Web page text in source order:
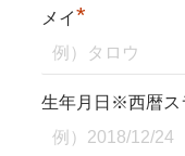
メイ*
生年月日※西暦ス